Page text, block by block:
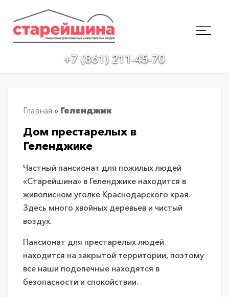
+7 (861) 211-45-70
Главная » Геленджик
Дом престарелых в
Геленджике
Частный пансионат для пожилых людей
«Старейшина» в Геленджике находится в
живописном уголке Краснодарского края.
Здесь много хвойных деревьев и чистый
воздух.
Пансионат для престарелых людей
находится на закрытой территории, поэтому
все наши подопечные находятся в
безопасности и спокойствии.